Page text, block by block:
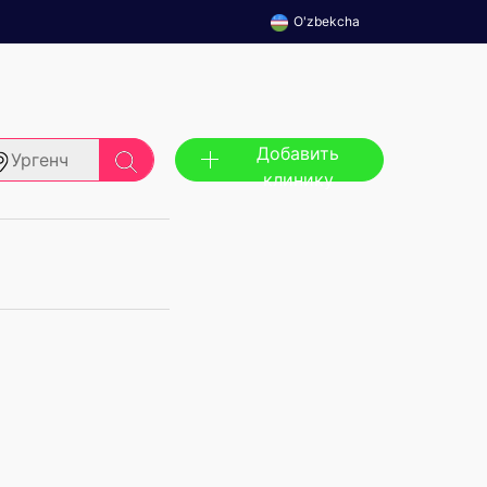
O'zbekcha
Ургенч
Добавить
клинику